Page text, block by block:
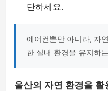
단하세요.
에어컨뿐만 아니라, 자
한 실내 환경을 유지하
울산의 자연 환경을 활